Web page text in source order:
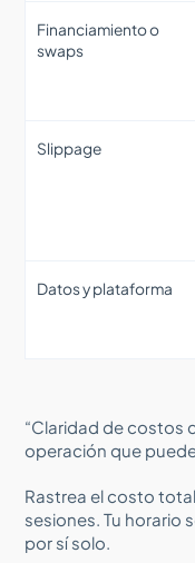
Financiamiento o
swaps
Slippage
Datos y plataforma
“Claridad de costos
operación que
Rastrea el costo
sesiones. Tu horario
por sí solo.